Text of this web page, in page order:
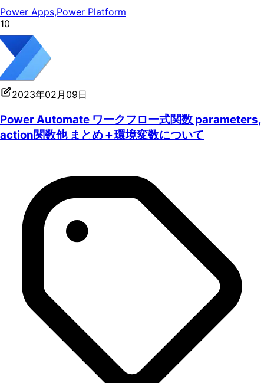
Power Apps,Power Platform
10
2023年02月09日
Power Automate ワークフロー式関数 parameters,
action関数他 まとめ＋環境変数について